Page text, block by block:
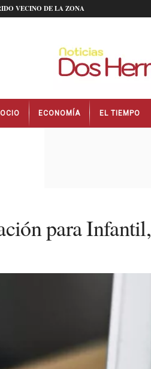
VECINO DE LA ZONA
OCIO ECONOMÍA EL TIEMPO
para